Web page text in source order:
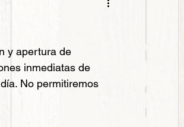
y apertura de
inmediatas de
No permitiremos